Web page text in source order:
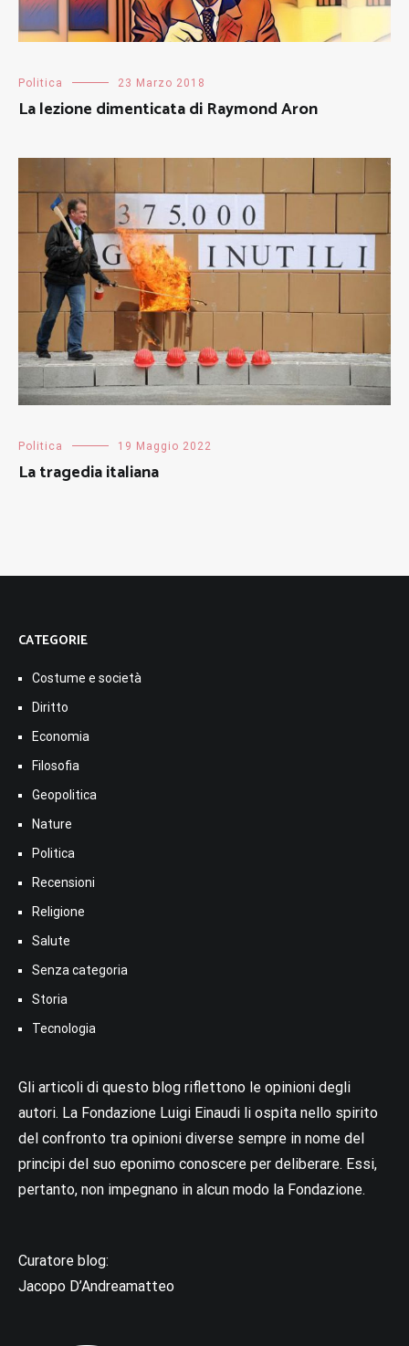
Politica 23 Marzo 2018
La lezione dimenticata di Raymond Aron
Politica 19 Maggio 2022
La tragedia italiana
CATEGORIE
Costume e società
Diritto
Economia
Filosofia
Geopolitica
Nature
Politica
Recensioni
Religione
Salute
Senza categoria
Storia
Tecnologia
Gli articoli di questo blog riflettono le opinioni degli
autori. La Fondazione Luigi Einaudi li ospita nello spirito
del confronto tra opinioni diverse sempre in nome del
principi del suo eponimo conoscere per deliberare. Essi,
pertanto, non impegnano in alcun modo la Fondazione.
Curatore blog:
Jacopo D’Andreamatteo